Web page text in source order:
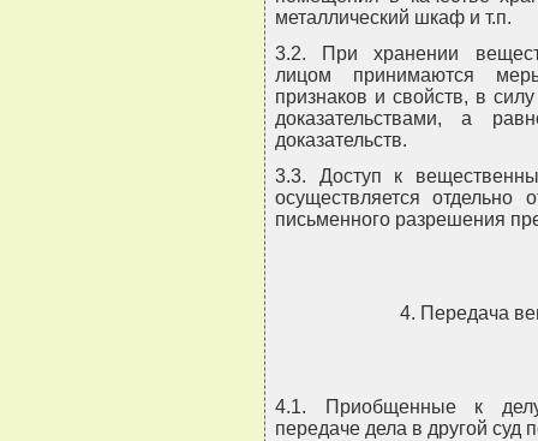
металлический шкаф и т.п.
3.2. При хранении
лицом принимаются
признаков и свойств, в
доказательствами, а
доказательств.
3.3. Доступ к
осуществляется отдельно
письменного разрешения
4. Передача
4.1. Приобщенные к делу
передаче дела в другой